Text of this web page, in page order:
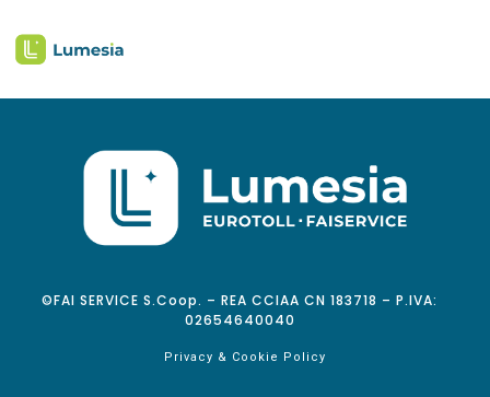
©FAI SERVICE S.Coop. – REA CCIAA CN 183718 – P.IVA:
02654640040
Privacy & Cookie Policy